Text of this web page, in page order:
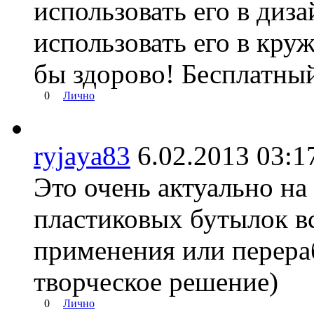
использовать его в
использовать его в
бы здорово!
0 Лично
ryjaya83 6.02.2013
Это очень актуально
пластиковых бутылок
применения или
творческое решение)
0 Лично